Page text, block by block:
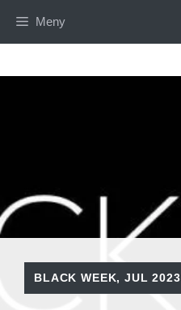
Meny
BLACK WEEK,JUL 2023